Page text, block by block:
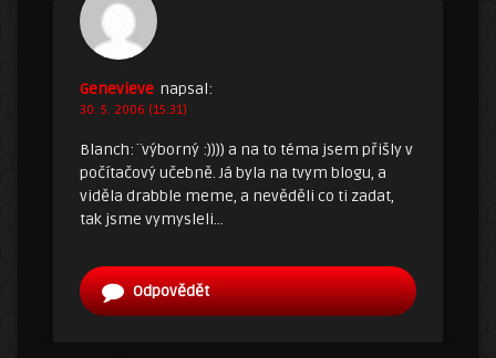
Genevieve napsal:
30. 5. 2006 (15:31)
Blanch: ¨výborný :)))) a na to téma jsem přišly v
počítačový učebně. Já byla na tvym blogu, a
viděla drabble meme, a nevěděli co ti zadat,
tak jsme vymysleli…
Odpovědět